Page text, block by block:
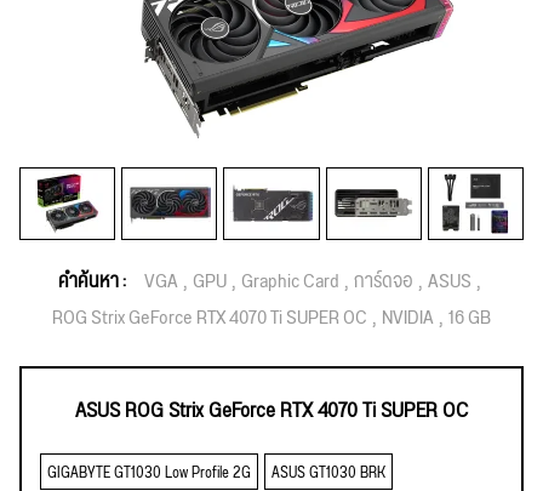
คำค้นหา : VGA GPU Graphic Card การ์ดจอ ASUS
ROG Strix GeForce RTX 4070 Ti SUPER OC NVIDIA 16 GB
ASUS ROG Strix GeForce RTX 4070 Ti SUPER OC
GIGABYTE GT1030 Low Profile 2G
ASUS GT1030 BRK